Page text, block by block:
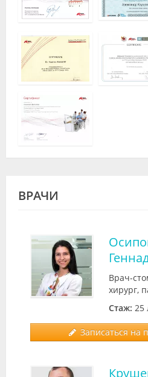
ВРАЧИ
Врач-
хирург,
Стаж: 25
Записаться на